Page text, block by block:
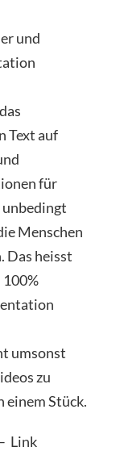
und
Text auf
für
Menschen
Das heisst
umsonst
zu
einem Stück.
Link